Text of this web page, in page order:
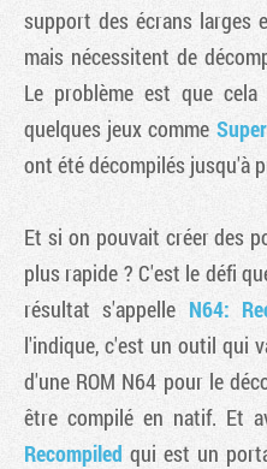
support des écrans larges
mais nécessitent de
Le problème est que
quelques jeux comme
ont été décompilés jusqu'à
Et si on pouvait créer des
plus rapide ? C'est le défi
résultat s'appelle N64:
l'indique, c'est un outil qui
d'une ROM N64 pour le
être compilé en natif. Et
Recompiled qui est un